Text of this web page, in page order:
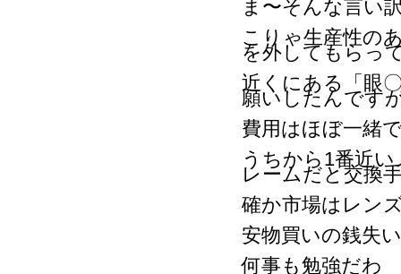
ま〜そんな言い
こりゃ生産性の
を外してもらっ
近くにある「眼
願いしたんです
費用はほぼ一緒
うちから1番近
レームだと交換
確か市場はレン
安物買いの銭失
何事も勉強だわ